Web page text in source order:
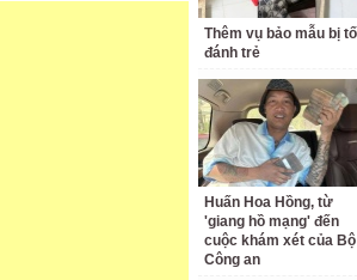
Thêm vụ bảo mẫu bị tố
đánh trẻ
Huấn Hoa Hồng, từ
'giang hồ mạng' đến
cuộc khám xét của Bộ
Công an